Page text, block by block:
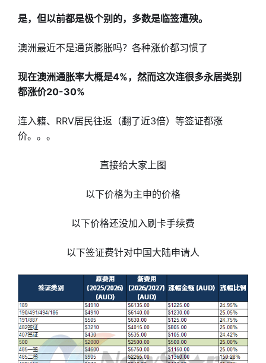
是，但以前都是极个别的，多数是临签遭殃。
澳洲最近不是通货膨胀吗？各种涨价都习惯了
现在澳洲通胀率大概是4%，然而这次连很多永居类别
都涨价20-30%
连入籍、RRV居民往返（翻了近3倍）等签证都涨
价。。。
直接给大家上图
以下价格为主申的价格
以下价格还没加入刷卡手续费
以下签证费针对中国大陆申请人